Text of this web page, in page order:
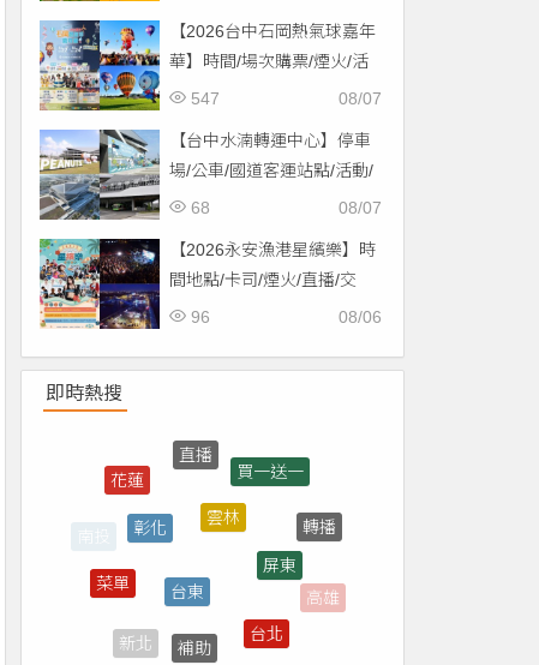
【2026台中石岡熱氣球嘉年
華】時間/場次購票/煙火/活
動/交通，土牛運動公園登08/07
547
【台中水湳轉運中心】停車
場/公車/國道客運站點/活動/
交通，啟用免費停車！ 08/07
68
【2026永安漁港星繽樂】時
間地點/卡司/煙火/直播/交
通，免費入場！
08/06
96
即時熱搜
7-ELEVEN
宜蘭
菜單
彰化
雲林
台北
補助
台東